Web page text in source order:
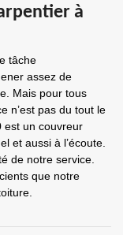
à
tâche
assez de
Mais pour tous
n’est pas du tout le
est un couvreur
et aussi à l’écoute.
de notre service.
que notre